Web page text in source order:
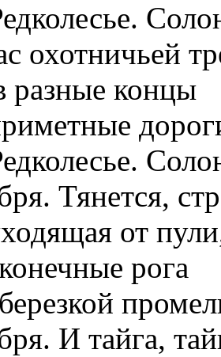
охотничьей
разные концы
Тянется,
от
рога
И тайга,